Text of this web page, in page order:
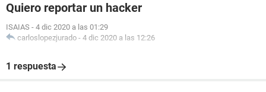
Quiero reportar un hacker
ISAIAS - 4 dic 2020 a las 01:29
carloslopezjurado - 4 dic 2020 a las 12:26
1 respuesta